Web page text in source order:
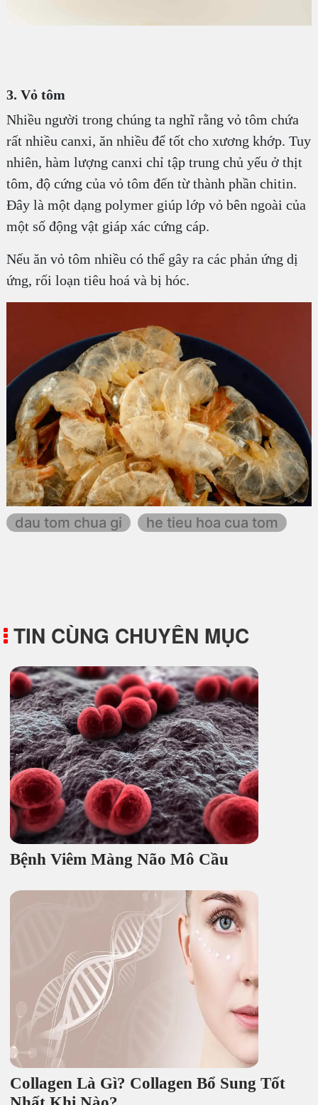
3. Vỏ tôm
Nhiều người trong chúng ta nghĩ rằng vỏ tôm chứa
rất nhiều canxi, ăn nhiều để tốt cho xương khớp. Tuy
nhiên, hàm lượng canxi chỉ tập trung chủ yếu ở thịt
tôm, độ cứng của vỏ tôm đến từ thành phần chitin.
Đây là một dạng polymer giúp lớp vỏ bên ngoài của
một số động vật giáp xác cứng cáp.
Nếu ăn vỏ tôm nhiều có thể gây ra các phản ứng dị
ứng, rối loạn tiêu hoá và bị hóc.
dau tom chua gi he tieu hoa cua tom
TIN CÙNG CHUYÊN MỤC
Bệnh Viêm Màng Não Mô Cầu
Collagen Là Gì? Collagen Bổ Sung Tốt